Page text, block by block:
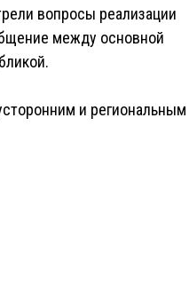
вопросы реализации
между основной
и региональным